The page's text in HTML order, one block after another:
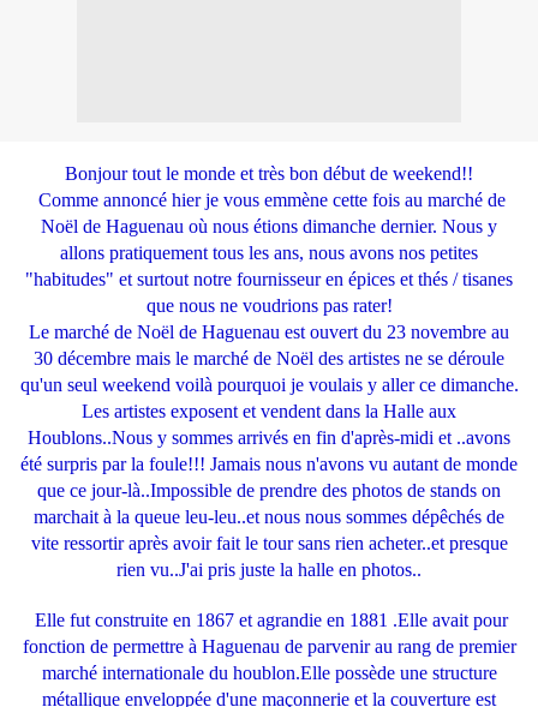
Bonjour tout le monde et très bon début de weekend!!
Comme annoncé hier je vous emmène cette fois au marché de
Noël de Haguenau où nous étions dimanche dernier. Nous y
allons pratiquement tous les ans, nous avons nos petites
"habitudes" et surtout notre fournisseur en épices et thés / tisanes
que nous ne voudrions pas rater!
Le marché de Noël de Haguenau est ouvert du 23 novembre au
30 décembre mais le marché de Noël des artistes ne se déroule
qu'un seul weekend voilà pourquoi je voulais y aller ce dimanche.
Les artistes exposent et vendent dans la Halle aux
Houblons..Nous y sommes arrivés en fin d'après-midi et ..avons
été surpris par la foule!!! Jamais nous n'avons vu autant de monde
que ce jour-là..Impossible de prendre des photos de stands on
marchait à la queue leu-leu..et nous nous sommes dépêchés de
vite ressortir après avoir fait le tour sans rien acheter..et presque
rien vu..J'ai pris juste la halle en photos..
Elle fut construite en 1867 et agrandie en 1881 .Elle avait pour
fonction de permettre à Haguenau de parvenir au rang de premier
marché internationale du houblon.Elle possède une structure
métallique enveloppée d'une maçonnerie et la couverture est